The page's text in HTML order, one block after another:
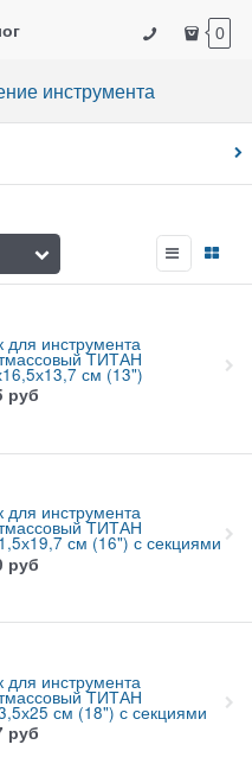
0
инструмента
инструмента
ТИТАН
см (13")
руб
инструмента
ТИТАН
см (16") с секциями
руб
инструмента
ТИТАН
см (18") с секциями
руб